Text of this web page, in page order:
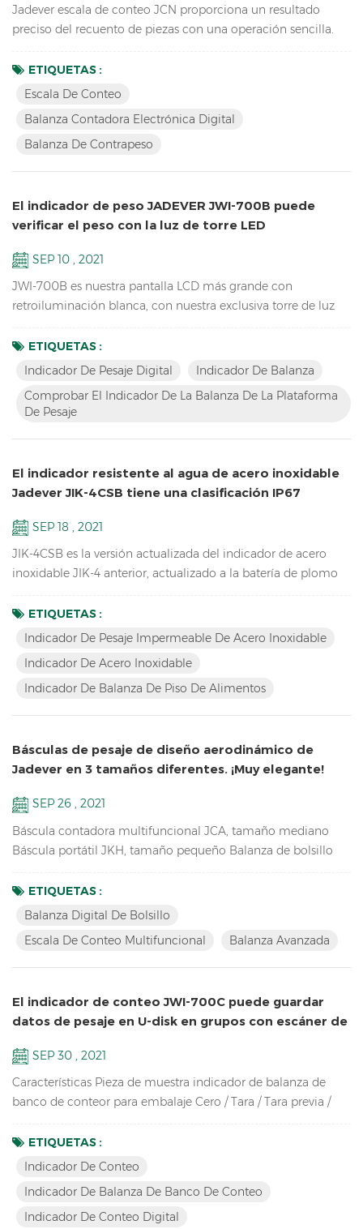
Jadever escala de conteo JCN proporciona un resultado
preciso del recuento de piezas con una operación sencilla.
rango de peso y ayudar a empaquetar rápidamente los
productos que vende. también puede enviar los datos de
Características: Inventario Escala de conteo de piezas
digitales ； L...
ETIQUETAS :
Escala De Conteo
Balanza Contadora Electrónica Digital
Balanza De Contrapeso
El indicador de peso JADEVER JWI-700B puede
verificar el peso con la luz de torre LED
SEP 10 , 2021
JWI-700B es nuestra pantalla LCD más grande con
retroiluminación blanca, con nuestra exclusiva torre de luz
verificación de peso HI LO OK para ayudarlo a empacar
rápidamente sus productos. Características Mayor inventario
plataforma de pesaje Resolución de hasta 1/15000 Diseño de
contorno a...
ETIQUETAS :
Indicador De Pesaje Digital
Indicador De Balanza
Comprobar El Indicador De La Balanza De La Plataforma
De Pesaje
El indicador resistente al agua de acero inoxidable
Jadever JIK-4CSB tiene una clasificación IP67
SEP 18 , 2021
JIK-4CSB es la versión actualizada del indicador de acero
inoxidable JIK-4 anterior, actualizado a la batería de plomo
prueba de agua, clasificación IP67 a prueba de agua,
también tiene la versión LED JIK-4ECSB. Características:
impermeable de acero inoxidable Estructura impermeable
de acero ino...
ETIQUETAS :
Indicador De Pesaje Impermeable De Acero Inoxidable
Indicador De Acero Inoxidable
Indicador De Balanza De Piso De Alimentos
Básculas de pesaje de diseño aerodinámico de
Jadever en 3 tamaños diferentes. ¡Muy elegante!
SEP 26 , 2021
Báscula contadora multifuncional JCA, tamaño mediano
Báscula portátil JKH, tamaño pequeño Balanza de bolsillo
proporción de moldes, por lo que tienen el mismo aspecto,
especialmente de lado. ¡tan singular! Características clave de
repuesto en el almacén Doble canal (conexión a plataformas
...
ETIQUETAS :
Balanza Digital De Bolsillo
Escala De Conteo Multifuncional
Balanza Avanzada
El indicador de conteo JWI-700C puede guardar
datos de pesaje en U-disk en grupos con escáner de
SEP 30 , 2021
Características Pieza de muestra indicador de balanza de
banco de conteor para embalaje Cero / Tara / Tara previa /
automática del peso unitario / Recuento de piezas / Muestreo
/ Comprobar cantidad Hasta alta resolución en 1 / 30.000
ABS duradera de alto impacto Admite hasta ocho c...
ETIQUETAS :
Indicador De Conteo
Indicador De Balanza De Banco De Conteo
Indicador De Conteo Digital